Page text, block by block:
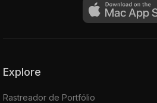
Explore
Rastreador de Portfólio